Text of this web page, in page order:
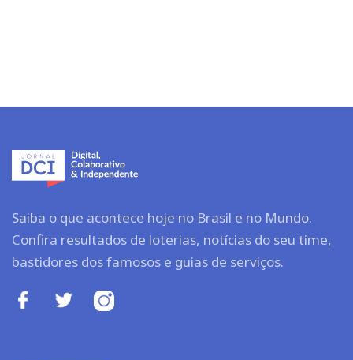
Saiba o que acontece hoje no Brasil e no Mundo.
Confira resultados de loterias, notícias do seu time,
bastidores dos famosos e guias de serviços.